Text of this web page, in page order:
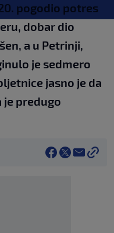
pogodio potres
dobar dio
a u Petrinji,
je sedmero
jasno je da
je predugo